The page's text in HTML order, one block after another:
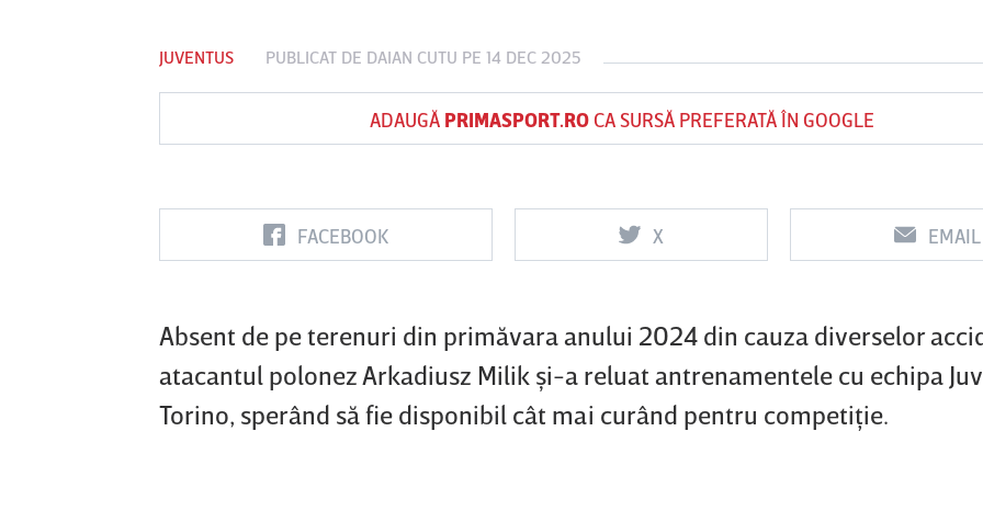
JUVENTUS PUBLICAT DE DAIAN CUTU PE 14 DEC 2025
ADAUGĂ PRIMASPORT.ROCA SURSĂ PREFERATĂ ÎN GOOGLE
FACEBOOK X EMAIL
Absent de pe terenuri din primăvara anului 2024 din cauza diverselor
atacantul polonez Arkadiusz Milik şi-a reluat antrenamentele cu echipa
Torino, sperând să fie disponibil cât mai curând pentru competiţie.
FC Botoşani
Vs
Corvinul
Hunedoara
Sepsi OSK Sf
Vs
FCSB UTA Arad
0
Vs
Rapid
0